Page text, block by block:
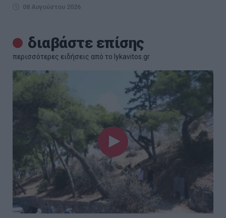
08 Αυγούστου 2026
διαβάστε επίσης
περισσότερες ειδήσεις από το lykavitos.gr